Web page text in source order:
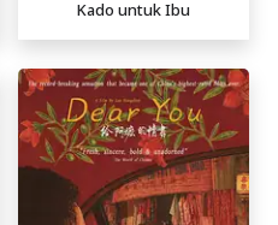
Kado untuk Ibu